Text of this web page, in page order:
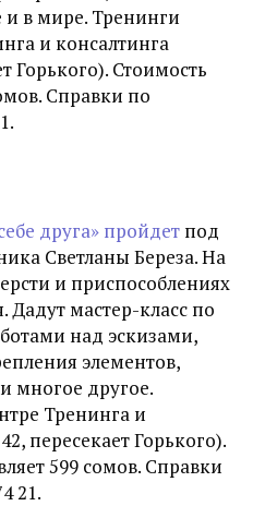
в мире. Тренинги
и консалтинга
Горького). Стоимость
Справки по
друга» пройдет под
Светланы Береза. На
и приспособлениях
Дадут мастер-класс по
над эскизами,
элементов,
многое другое.
Тренинга и
пересекает Горького).
599 сомов. Справки
21.